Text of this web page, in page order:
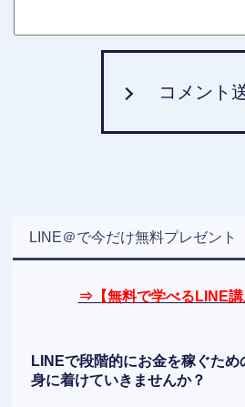
コメント
LINE＠で今だけ無料プレゼント
⇒【無料で学べるLINE講
LINEで段階的にお金を稼ぐた
身に着けていきませんか？